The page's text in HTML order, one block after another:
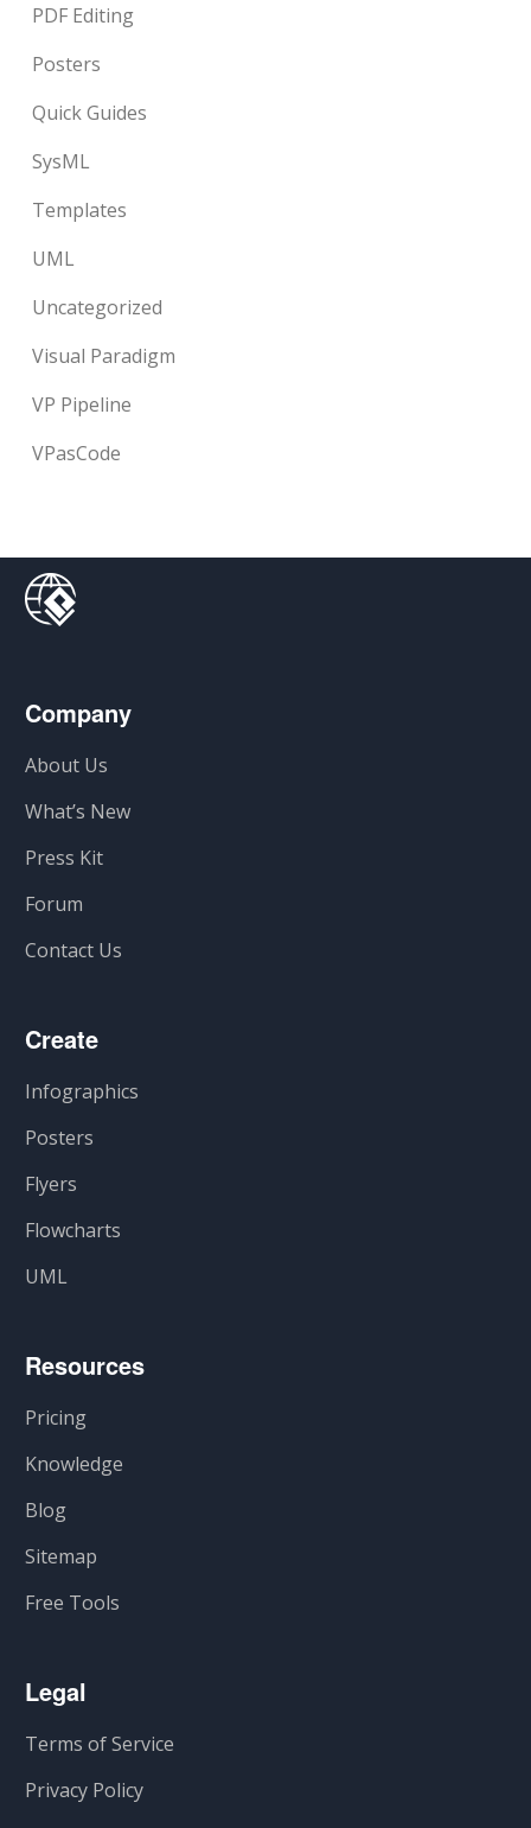
PDF Editing
Posters
Quick Guides
SysML
Templates
UML
Uncategorized
Visual Paradigm
VP Pipeline
VPasCode
Company
About Us
What’s New
Press Kit
Forum
Contact Us
Create
Infographics
Posters
Flyers
Flowcharts
UML
Resources
Pricing
Knowledge
Blog
Sitemap
Free Tools
Legal
Terms of Service
Privacy Policy